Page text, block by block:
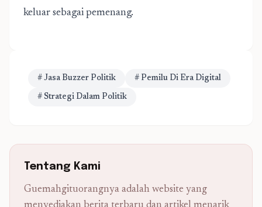
keluar sebagai pemenang.
# Jasa Buzzer Politik # Pemilu Di Era Digital
# Strategi Dalam Politik
Tentang Kami
Guemahgituorangnya adalah website yang